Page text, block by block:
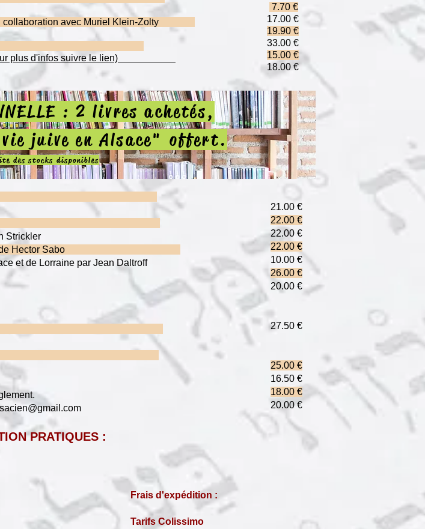
Simon Debré
en collaboration avec Muriel Klein-Zolty
Bloch
plus d'infos suivre le lien)
Debré
Jost - Lienhard
Freddy Raphaël
par Alain Kahn
et Benjamin Strickler
d'Occident de Hector Sabo
d'Alsace et de Lorraine par Jean Daltroff
par Robert Weyl
/Pascal Koenig)
Ouest France)
par Jean Daltroff
Jean Daltroff
PRATIQUES :
: 2 livres achetés,
juive en Alsace" offert.
des stocks disponibles
7.70 €
17.00 €
19.90 €
33.00 €
15.00 €
18.00 €
21.00 €
22.00 €
22.00 €
22.00 €
10.00 €
26.00 €
20.00 €
27.50 €
25.00 €
16.50 €
18.00 €
20.00 €
Frais d'expédition :
Tarifs Colissimo